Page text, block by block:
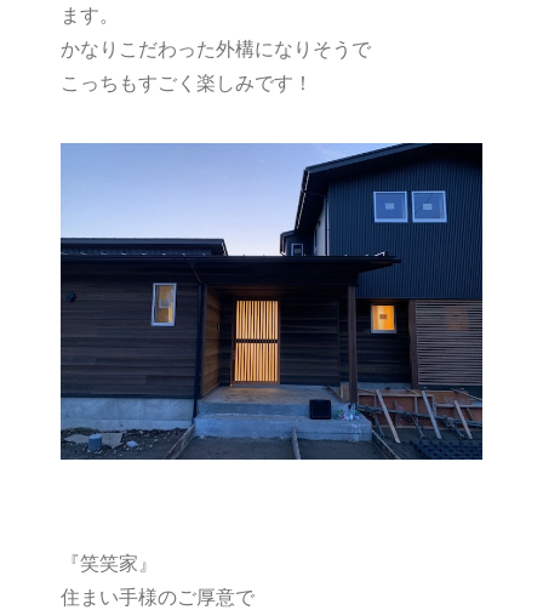
ます。
かなりこだわった外構になりそうで
こっちもすごく楽しみです！
『笑笑家』
住まい手様のご厚意で